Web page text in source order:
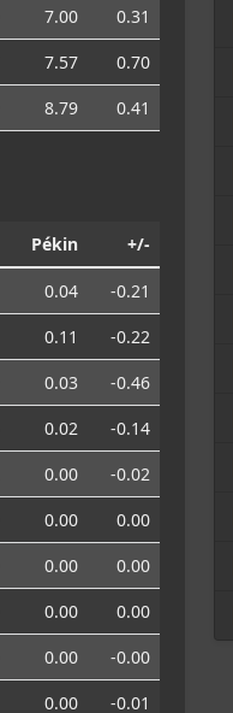
7.00
0.31
7.57
0.70
8.79 0.41
Pékin +/-
0.04
-0.21
0.11
-0.22
0.03
-0.46
0.02
-0.14
0.00
-0.02
0.00
0.00
0.00
0.00
0.00
0.00
0.00
-0.00
0.00 -0.01